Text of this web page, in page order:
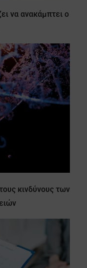
να ανακάμπτει ο
κινδύνους των